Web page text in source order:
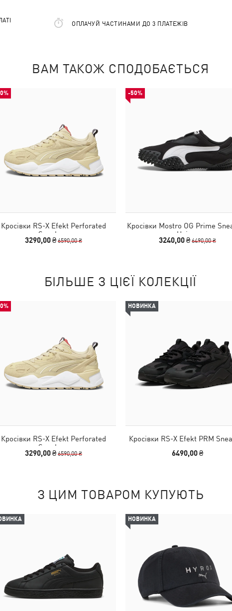
ОПЛАЧУЙ ЧАСТИНАМИ ДО 3 ПЛАТЕЖІВ
ВАМ ТАКОЖ СПОДОБАЄТЬСЯ
Кросівки RS-X Efekt Perforated
Sneakers
3290,00 ₴6590,00 ₴
-50%
Кросівки Mostro OG Prime
Unisex
3240,00 ₴6490,00 ₴
БІЛЬШЕ З ЦІЄЇ КОЛЕКЦІЇ
Кросівки RS-X Efekt Perforated
Sneakers
3290,00 ₴6590,00 ₴
НОВИНКА
Кросівки RS-X Efekt PRM
6490,00 ₴
З ЦИМ ТОВАРОМ КУПУЮТЬ
НОВИНКА